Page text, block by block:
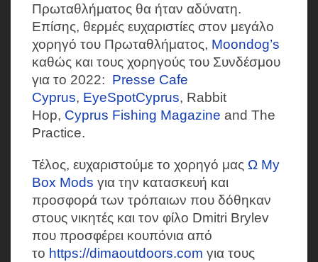
Πρωταθλήματος θα ήταν αδύνατη.
Επίσης, θερμές ευχαριστίες στον μεγάλο
χορηγό του Πρωταθλήματος, Moondog’s
καθώς και τους χορηγούς του Συνδέσμου
για το 2022: Presse Cafe
Cyprus, EyeSpotCyprus, Rabbit
Hop, Cyprus Fishing Magazine and The
Practice.
Τέλος, ευχαριστούμε το χορηγό μας Ω My
Box Mods για την κατασκευή και
προσφορά των τρόπαιων που δόθηκαν
στους νικητές και τον φίλο Dmitri Brylev
που προσφέρει κουπόνια από
το https://dimaoutdoors.com για τους